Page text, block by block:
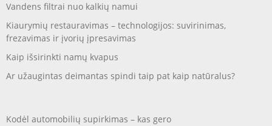
Vandens filtrai nuo kalkių namui
Kiaurymių restauravimas – technologijos: suvirinimas,
frezavimas ir įvorių įpresavimas
Kaip išsirinkti namų kvapus
Ar užaugintas deimantas spindi taip pat kaip natūralus?
Kodėl automobilių supirkimas – kas gero